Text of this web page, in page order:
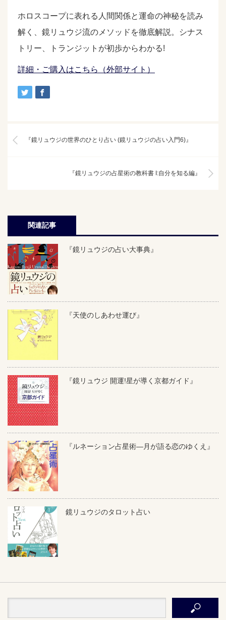
ホロスコープに表れる人間関係と運命の神秘を読み
解く、鏡リュウジ流のメソッドを徹底解説。シナス
トリー、トランジットが初歩からわかる!
詳細・ご購入はこちら（外部サイト）
『鏡リュウジの世界のひとり占い (鏡リュウジの占い入門6)』
『鏡リュウジの占星術の教科書 I:自分を知る編』
関連記事
『鏡リュウジの占い大事典』
『天使のしあわせ運び』
『鏡リュウジ 開運!星が導く京都ガイド』
『ルネーション占星術―月が語る恋のゆくえ』
鏡リュウジのタロット占い